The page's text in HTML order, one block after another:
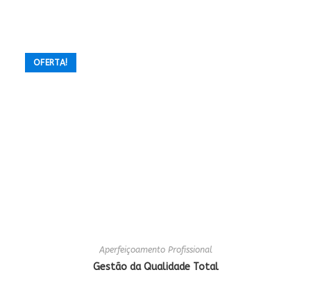
OFERTA!
Aperfeiçoamento Profissional
Gestão da Qualidade Total